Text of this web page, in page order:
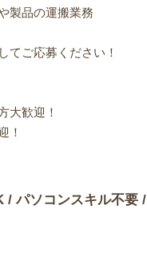
製品の運搬業務
てご応募ください！
大歓迎！
！
/ パソコンスキル不要